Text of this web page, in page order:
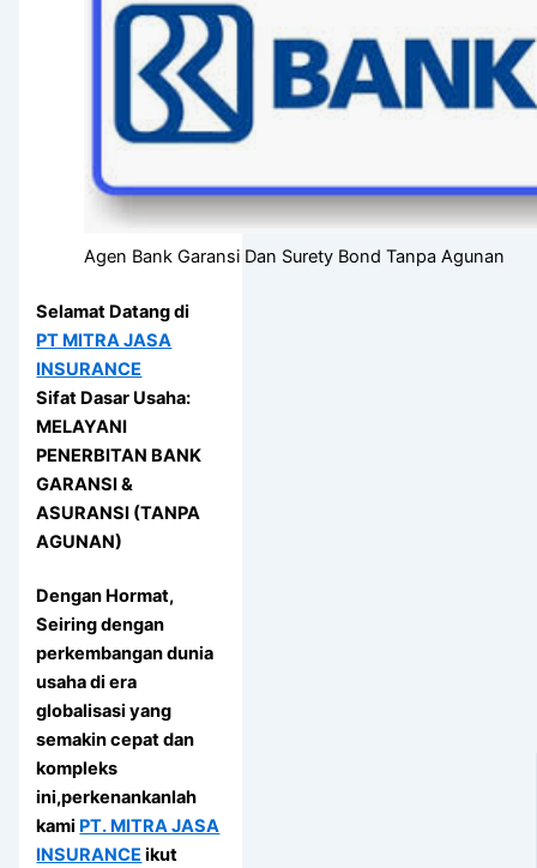
Agen Bank Garansi Dan Surety Bond Tanpa Agunan
Selamat Datang di
PT MITRA JASA
INSURANCE
Sifat Dasar Usaha:
MELAYANI
PENERBITAN BANK
GARANSI &
ASURANSI (TANPA
AGUNAN)
Dengan Hormat,
Seiring dengan
perkembangan dunia
usaha di era
globalisasi yang
semakin cepat dan
kompleks
ini,perkenankanlah
kami PT. MITRA JASA
INSURANCE ikut